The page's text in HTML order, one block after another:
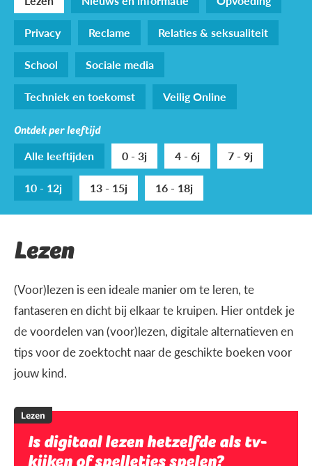
Privacy
Reclame
Relaties & seksualiteit
School
Sociale media
Techniek en toekomst
Veilig Online
Ontdek per leeftijd
Alle leeftijden 0 - 3j 4 - 6j
7 - 9j
10 - 12j
13 - 15j 16 - 18j
Lezen
(Voor)lezen is een ideale manier om te leren, te
fantaseren en dicht bij elkaar te kruipen. Hier ontdek je
de voordelen van (voor)lezen, digitale alternatieven en
tips voor de zoektocht naar de geschikte boeken voor
jouw kind.
Lezen
Is digitaal lezen hetzelfde als tv-
kijken of spelletjes spelen?